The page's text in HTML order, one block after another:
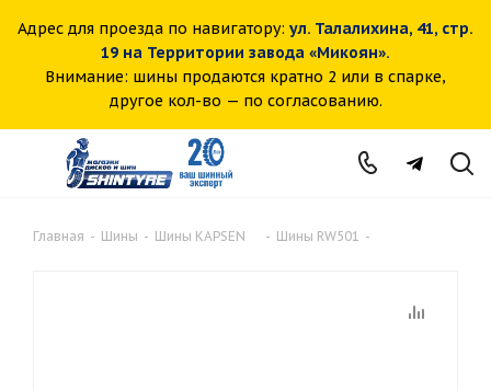
Адрес для проезда по навигатору: ул. Талалихина, 41, стр.
19 на Территории завода «Микоян».
Внимание: шины продаются кратно 2 или в спарке,
другое кол-во — по согласованию.
Главная - Шины - Шины KAPSEN - Шины RW501 -